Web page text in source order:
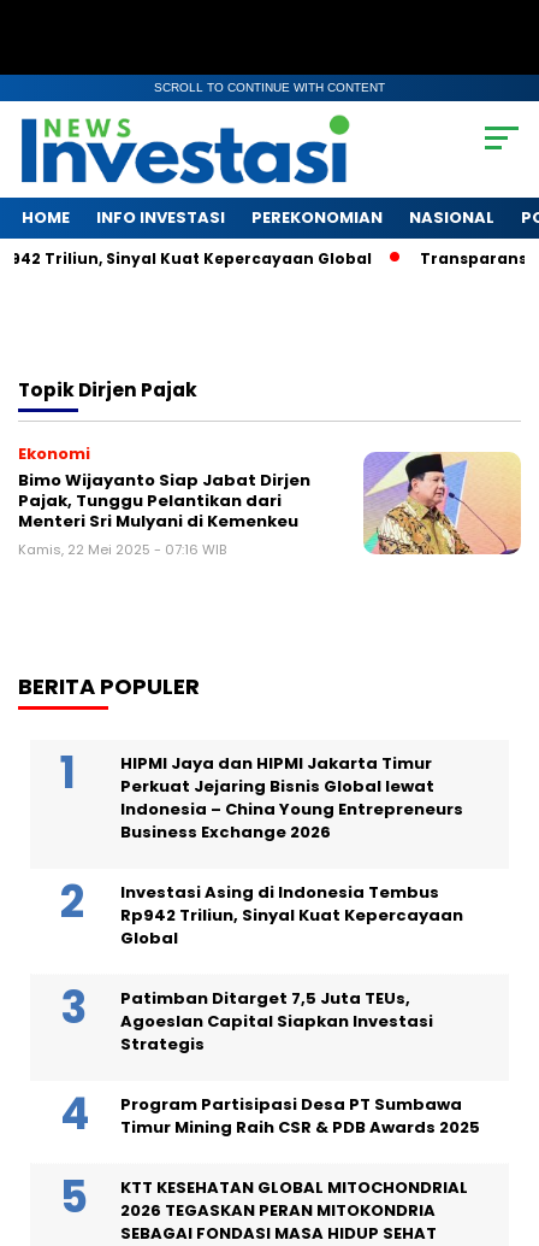
SCROLL TO CONTINUE WITH CONTENT
HOME INFO INVESTASI PEREKONOMIAN NASIONAL
Triliun, Sinyal Kuat Kepercayaan Global Transparansi
TopikDirjen Pajak
Ekonomi
Bimo Wijayanto Siap Jabat Dirjen
Pajak, Tunggu Pelantikan dari
Menteri Sri Mulyani di Kemenkeu
Kamis, 22 Mei 2025 - 07:16 WIB
BERITA POPULER
HIPMI Jaya dan HIPMI Jakarta Timur
Perkuat Jejaring Bisnis Global lewat
Indonesia – China Young Entrepreneurs
Business Exchange 2026
Investasi Asing di Indonesia Tembus
Rp942 Triliun, Sinyal Kuat Kepercayaan
Global
Patimban Ditarget 7,5 Juta TEUs,
Agoeslan Capital Siapkan Investasi
Strategis
Program Partisipasi Desa PT Sumbawa
Timur Mining Raih CSR & PDB Awards 2025
KTT KESEHATAN GLOBAL MITOCHONDRIAL
2026 TEGASKAN PERAN MITOKONDRIA
SEBAGAI FONDASI MASA HIDUP SEHAT